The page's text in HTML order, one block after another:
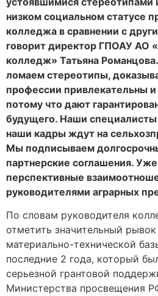
низком социальном статусе
колледжа в сравнении с
говорит директор ГПОАУ АО
колледж» Татьяна
ломаем стереотипы,
профессии привлекательны
потому что дают
будущего. Наши специалисты
наши кадры ждут на
Мы подписываем
партнерские соглашения.
перспективные
руководителями аграрных
По словам руководителя
отметить значительный
материально-технической
последние 2 года, который
серьезной грантовой
Министерства просвещения